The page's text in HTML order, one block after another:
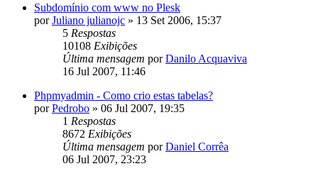
Subdomínio com www no Plesk
porJuliano julianojc » 13 Set 2006, 15:37
5 Respostas
10108 Exibições
Última mensagem porDanilo Acquaviva
16 Jul 2007, 11:46
Phpmyadmin - Como crio estas tabelas?
porPedrobo » 06 Jul 2007, 19:35
1 Respostas
8672 Exibições
Última mensagem porDaniel Corrêa
06 Jul 2007, 23:23